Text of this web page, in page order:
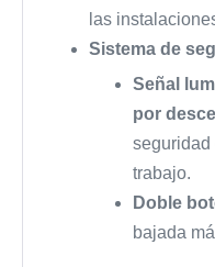
las
Sistema de
Señal
por
seguridad
trabajo.
Doble
bajada